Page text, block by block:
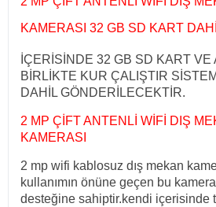
KAMERASI 32 GB SD KART
İÇERİSİNDE 32 GB SD KART VE
BİRLİKTE KUR ÇALIŞTIR
DAHİL GÖNDERİLECEKTİR.
2 MP ÇİFT ANTENLİ WİFİ DIŞ
KAMERASI
2 mp wifi kablosuz dış mekan
kullanımın önüne geçen bu
desteğine sahiptir.kendi içerisinde